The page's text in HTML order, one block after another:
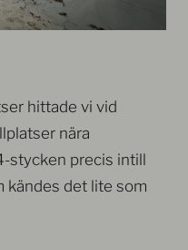
hittade vi vid
nära
stycken precis intill
kändes det lite som